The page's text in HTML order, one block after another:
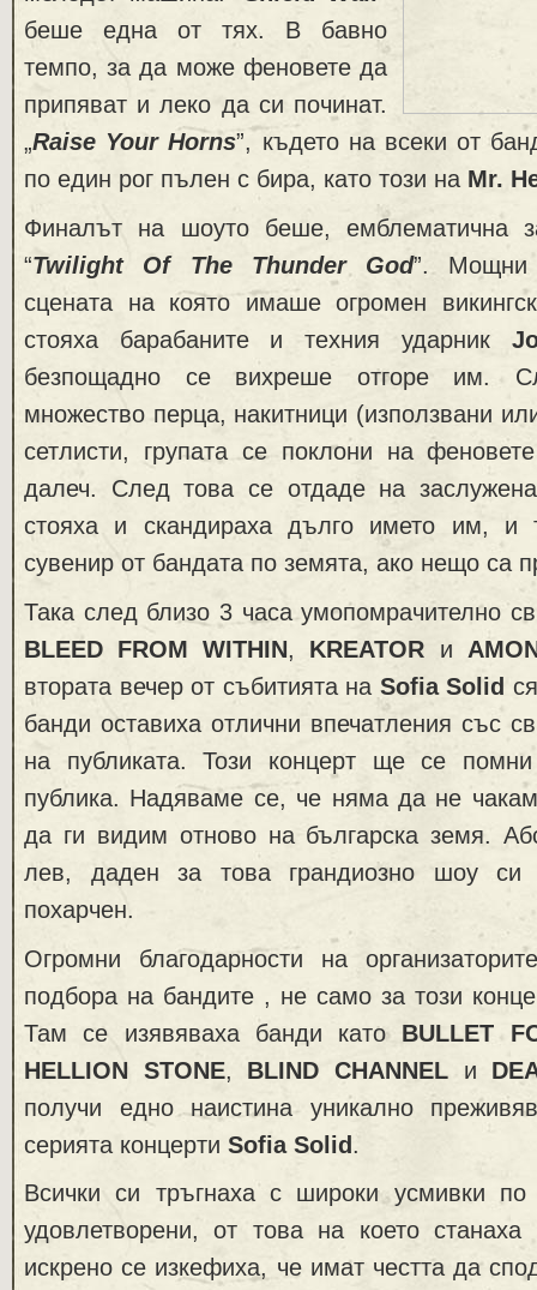
беше една от тях. В бавно
темпо, за да може феновете да
припяват и леко да си починат.
„Raise Your Horns”, където на всеки от
по един рог пълен с бира, като този на Mr.
Финалът на шоуто беше, емблематична
“Twilight Of The Thunder God”. Мощни
сцената на която имаше огромен
стояха барабаните и техния ударник
безпощадно се вихреше отгоре им.
множество перца, накитници (използвани
сетлисти, групата се поклони на
далеч. След това се отдаде на
стояха и скандираха дълго името им, и
сувенир от бандата по земята, ако нещо са
Така след близо 3 часа умопомрачително
BLEED FROM WITHIN, KREATOR и
втората вечер от събитията на Sofia Solid
банди оставиха отлични впечатления със
на публиката. Този концерт ще се помни
публика. Надяваме се, че няма да не
да ги видим отново на българска земя.
лев, даден за това грандиозно шоу
похарчен.
Огромни благодарности на
подбора на бандите , не само за този
Там се изявяваха банди като BULLET
HELLION STONE, BLIND CHANNELи
получи едно наистина уникално
серията концерти Sofia Solid.
Всички си тръгнаха с широки усмивки
удовлетворени, от това на което станаха
искрено се изкефиха, че имат честта да